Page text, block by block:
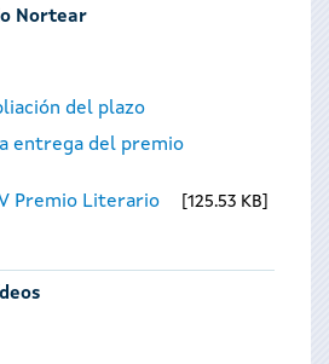
Nortear
del plazo
entrega del premio
Premio Literario
125.53 KB